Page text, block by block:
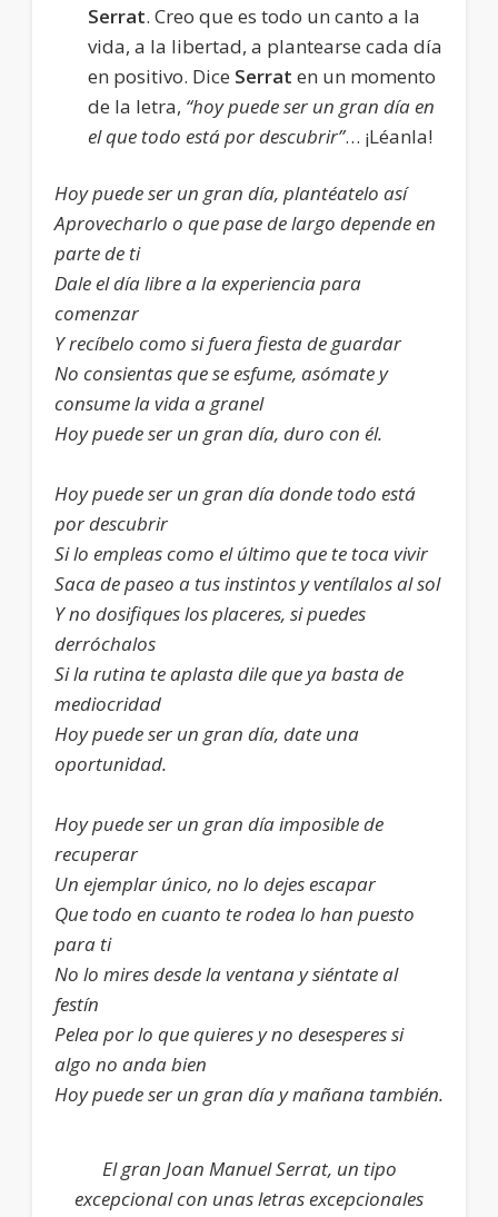
Serrat. Creo que es todo un canto a la
vida, a la libertad, a plantearse cada día
en positivo. Dice Serrat en un momento
de la letra, “hoy puede ser un gran día en
el que todo está por descubrir”… ¡Léanla!
Hoy puede ser un gran día, plantéatelo así
Aprovecharlo o que pase de largo depende en
parte de ti
Dale el día libre a la experiencia para
comenzar
Y recíbelo como si fuera fiesta de guardar
No consientas que se esfume, asómate y
consume la vida a granel
Hoy puede ser un gran día, duro con él.
Hoy puede ser un gran día donde todo está
por descubrir
Si lo empleas como el último que te toca vivir
Saca de paseo a tus instintos y ventílalos al sol
Y no dosifiques los placeres, si puedes
derróchalos
Si la rutina te aplasta dile que ya basta de
mediocridad
Hoy puede ser un gran día, date una
oportunidad.
Hoy puede ser un gran día imposible de
recuperar
Un ejemplar único, no lo dejes escapar
Que todo en cuanto te rodea lo han puesto
para ti
No lo mires desde la ventana y siéntate al
festín
Pelea por lo que quieres y no desesperes si
algo no anda bien
Hoy puede ser un gran día y mañana también.
El gran Joan Manuel Serrat, un tipo
excepcional con unas letras excepcionales